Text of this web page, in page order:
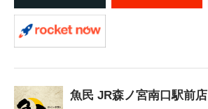
魚民 JR森ノ宮南口駅前店